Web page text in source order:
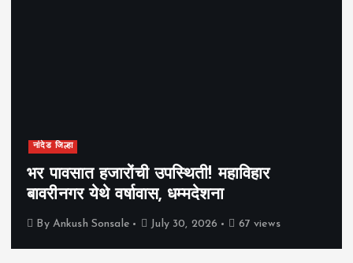
नांदेड जिल्हा
भर पावसात हजारोंची उपस्थिती! महाविहार
बावरीनगर येथे वर्षावास, धम्मदेशना
By Ankush Sonsale July 30, 2026 67 views